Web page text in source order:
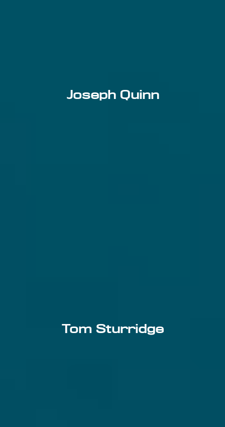
Joseph Quinn
Tom Sturridge